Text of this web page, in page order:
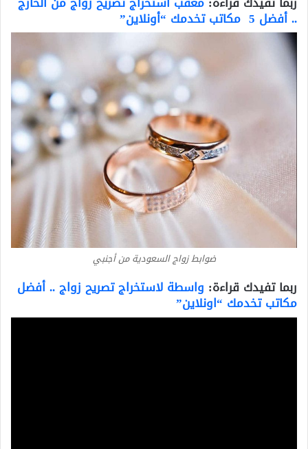
.. أفضل 5 مكاتب تخدمك “أونلاين”
ضوابط زواج السعودية من أجنبي
ربما تفيدك قراءة: واسطة لاستخراج تصريح زواج .. أفضل
مكاتب تخدمك “اونلاين”